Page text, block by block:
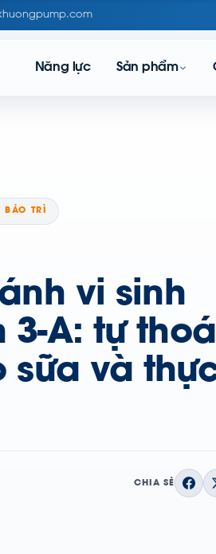
Năng lực Sản phẩm
TRÌ
vi sinh
3-A: tự
sữa và
CHIA SẺ